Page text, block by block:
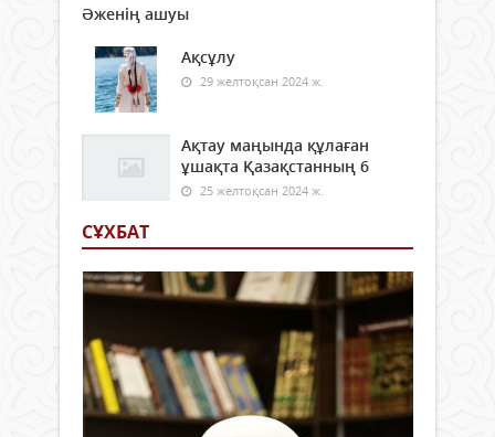
Әженің ашуы
Ақсұлу
29 желтоқсан 2024 ж.
Ақтау маңында құлаған
ұшақта Қазақстанның 6
25 желтоқсан 2024 ж.
СҰХБАТ